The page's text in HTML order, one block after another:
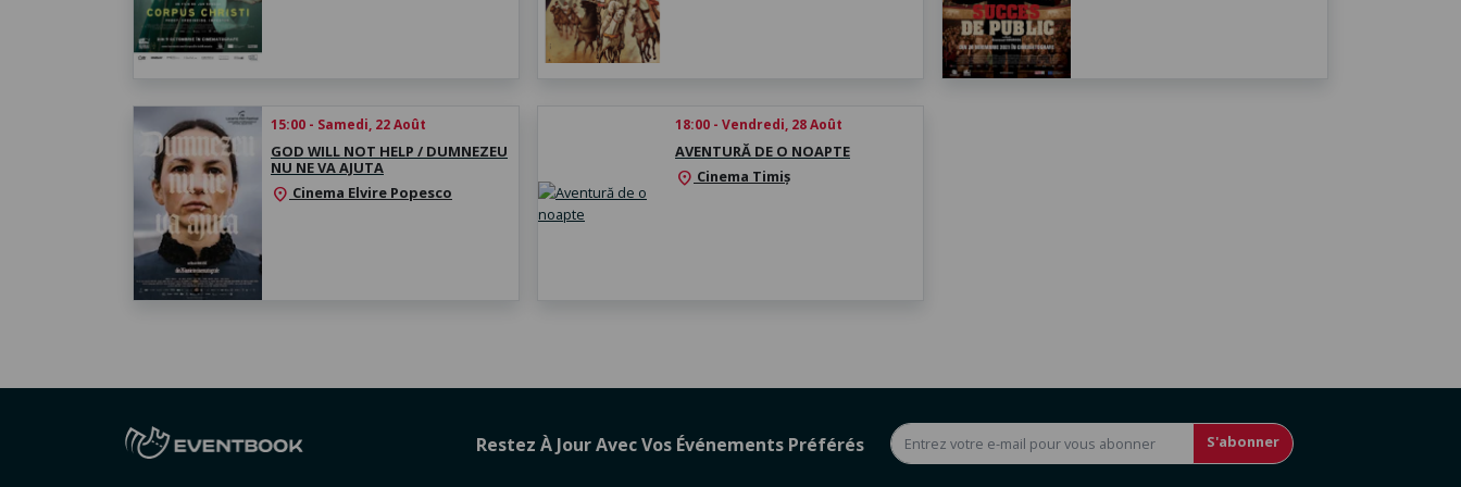
15:00 - Samedi, 22 Août
GOD WILL NOT HELP / DUMNEZEU
NU NE VA AJUTA
location_on Cinema Elvire Popesco
18:00 - Vendredi, 28 Août
AVENTURĂ DE O NOAPTE
location_on Cinema Timiș
Restez À Jour Avec Vos Événements Préférés S'abonner